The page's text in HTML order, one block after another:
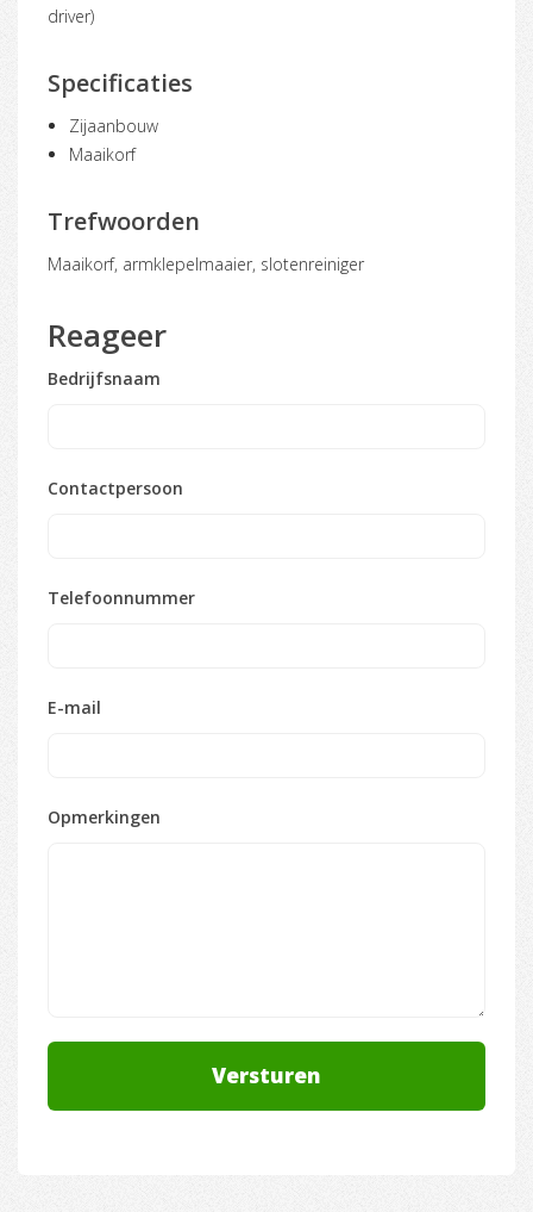
driver)
Specificaties
Zijaanbouw
Maaikorf
Trefwoorden
maaikorf, armklepelmaaier, slotenreiniger
Reageer
Bedrijfsnaam
Contactpersoon
Telefoonnummer
E-mail
Opmerkingen